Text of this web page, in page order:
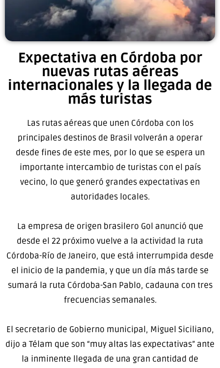
Expectativa en Córdoba por
nuevas rutas aéreas
internacionales y la llegada de
más turistas
Las rutas aéreas que unen Córdoba con los
principales destinos de Brasil volverán a operar
desde fines de este mes, por lo que se espera un
importante intercambio de turistas con el país
vecino, lo que generó grandes expectativas en
autoridades locales.
La empresa de origen brasilero Gol anunció que
desde el 22 próximo vuelve a la actividad la ruta
Córdoba-Río de Janeiro, que está interrumpida desde
el inicio de la pandemia, y que un día más tarde se
sumará la ruta Córdoba-San Pablo, cadauna con tres
frecuencias semanales.
El secretario de Gobierno municipal, Miguel Siciliano,
dijo a Télam que son “muy altas las expectativas” ante
la inminente llegada de una gran cantidad de